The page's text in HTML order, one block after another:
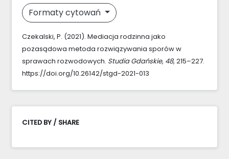
Formaty cytowań
Czekalski, P. (2021). Mediacja rodzinna jako
pozasądowa metoda rozwiązywania sporów w
sprawach rozwodowych. Studia Gdańskie, 48, 215–227.
https://doi.org/10.26142/stgd-2021-013
CITED BY / SHARE